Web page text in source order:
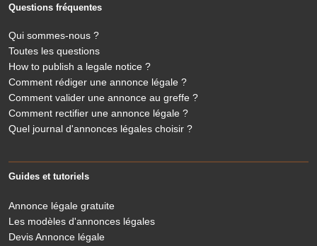
Questions fréquentes
Qui sommes-nous ?
Toutes les questions
How to publish a legale notice ?
Comment rédiger une annonce légale ?
Comment valider une annonce au greffe ?
Comment rectifier une annonce légale ?
Quel journal d'annonces légales choisir ?
Guides et tutoriels
Annonce légale gratuite
Les modèles d'annonces légales
Devis Annonce légale